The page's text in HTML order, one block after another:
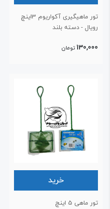
تور ماهیگیری آکواریوم 3اینچ
- دسته بلند
تومان
خرید
ماهی 5 اینچ